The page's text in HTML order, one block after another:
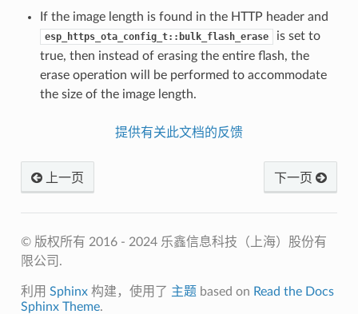
If the image length is found in the HTTP header and
esp_https_ota_config_t::bulk_flash_erase
is set to
true, then instead of erasing the entire flash, the
erase operation will be performed to accommodate
the size of the image length.
提供有关此文档的反馈
上一页 下一页
© 版权所有 2016 - 2024 乐鑫信息科技（上海）股份有
限公司.
利用 Sphinx构建，使用了 主题 based on Read the Docs
Sphinx Theme.